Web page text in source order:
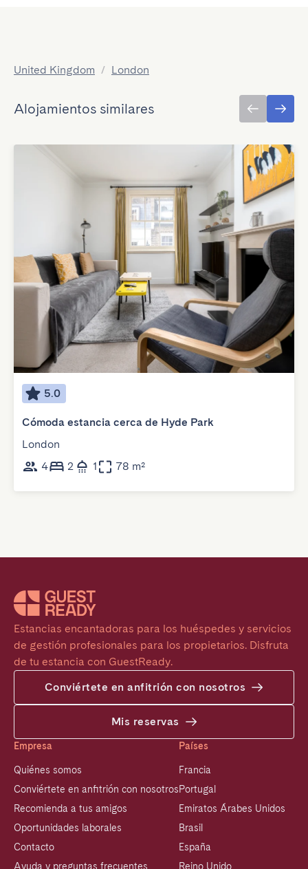
United Kingdom / London
Alojamientos similares
5.0
Cómoda estancia cerca de Hyde Park
London
4
2 1 78 m²
Estancias encantadoras para los huéspedes y servicios
de gestión profesionales para los propietarios. Disfruta
de tu estancia con GuestReady.
Conviértete en anfitrión con nosotros
Mis reservas
Empresa
Quiénes somos
Conviértete en anfitrión con nosotros
Recomienda a tus amigos
Oportunidades laborales
Contacto
Ayuda y preguntas frecuentes
Países
Francia
Portugal
Emiratos Árabes Unidos
Brasil
España
Reino Unido